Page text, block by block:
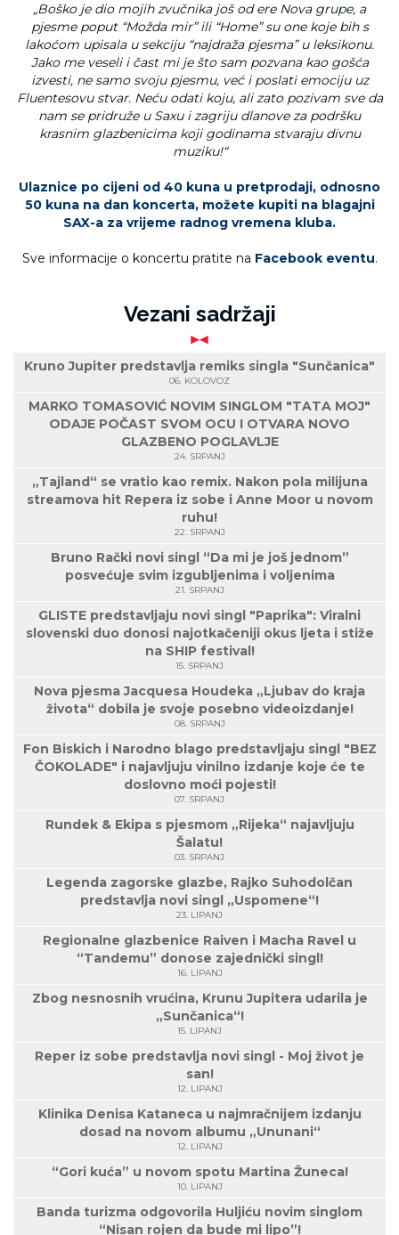
„Boško je dio mojih zvučnika još od ere Nova grupe, a
pjesme poput “Možda mir” ili “Home” su one koje bih s
lakoćom upisala u sekciju “najdraža pjesma” u leksikonu.
Jako me veseli i čast mi je što sam pozvana kao gošća
izvesti, ne samo svoju pjesmu, već i poslati emociju uz
Fluentesovu stvar. Neću odati koju, ali zato pozivam sve da
nam se pridruže u Saxu i zagriju dlanove za podršku
krasnim glazbenicima koji godinama stvaraju divnu
muziku!“
Ulaznice po cijeni od 40 kuna u pretprodaji, odnosno
50 kuna na dan koncerta, možete kupiti na blagajni
SAX-a za vrijeme radnog vremena kluba.
Sve informacije o koncertu pratite na Facebook eventu.
Vezani sadržaji
Kruno Jupiter predstavlja remiks singla "Sunčanica"
06. KOLOVOZ
MARKO TOMASOVIĆ NOVIM SINGLOM "TATA MOJ"
ODAJE POČAST SVOM OCU I OTVARA NOVO
GLAZBENO POGLAVLJE
24. SRPANJ
„Tajland“ se vratio kao remix. Nakon pola milijuna
streamova hit Repera iz sobe i Anne Moor u novom
ruhu!
22. SRPANJ
Bruno Rački novi singl “Da mi je još jednom”
posvećuje svim izgubljenima i voljenima
21. SRPANJ
GLISTE predstavljaju novi singl "Paprika": Viralni
slovenski duo donosi najotkačeniji okus ljeta i stiže
na SHIP festival!
15. SRPANJ
Nova pjesma Jacquesa Houdeka „Ljubav do kraja
života“ dobila je svoje posebno videoizdanje!
08. SRPANJ
Fon Biskich i Narodno blago predstavljaju singl "BEZ
ČOKOLADE" i najavljuju vinilno izdanje koje će te
doslovno moći pojesti!
07. SRPANJ
Rundek & Ekipa s pjesmom „Rijeka“ najavljuju
Šalatu!
03. SRPANJ
Legenda zagorske glazbe, Rajko Suhodolčan
predstavlja novi singl „Uspomene“!
23. LIPANJ
Regionalne glazbenice Raiven i Macha Ravel u
“Tandemu” donose zajednički singl!
16. LIPANJ
Zbog nesnosnih vrućina, Krunu Jupitera udarila je
„Sunčanica“!
15. LIPANJ
Reper iz sobe predstavlja novi singl - Moj život je
san!
12. LIPANJ
Klinika Denisa Kataneca u najmračnijem izdanju
dosad na novom albumu „Ununani“
12. LIPANJ
“Gori kuća” u novom spotu Martina Žuneca!
10. LIPANJ
Banda turizma odgovorila Huljiću novim singlom
“Nisan rojen da bude mi lipo”!